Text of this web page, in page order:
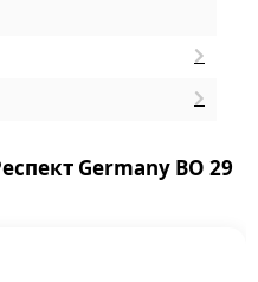
Germany ВО 29